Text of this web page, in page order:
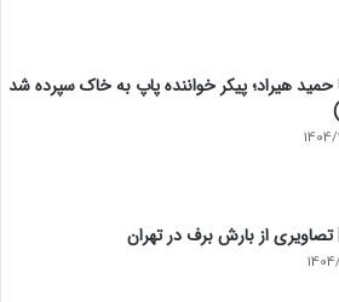
حمید هیراد؛ پیکر خواننده پاپ به خاک سپرده شد
| تصاویری از بارش برف در تهران